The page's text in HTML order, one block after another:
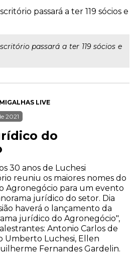
passará a ter 119 sócios e
passará a ter 119 sócios e
MIGALHAS LIVE
2021
do
30 anos de Luchesi
reuniu os maiores nomes do
Agronegócio para um evento
jurídico do setor. Dia
haverá o lançamento da
jurídico do Agronegócio",
Antonio Carlos de
Umberto Luchesi, Ellen
Fernandes Gardelin.